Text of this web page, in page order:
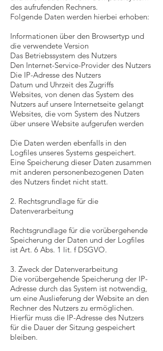
des aufrufenden Rechners.
Folgende Daten werden hierbei erhoben:
Informationen über den Browsertyp und
die verwendete Version
Das Betriebssystem des Nutzers
Den Internet-Service-Provider des Nutzers
Die IP-Adresse des Nutzers
Datum und Uhrzeit des Zugriffs
Websites, von denen das System des
Nutzers auf unsere Internetseite gelangt
Websites, die vom System des Nutzers
über unsere Website aufgerufen werden
Die Daten werden ebenfalls in den
Logfiles unseres Systems gespeichert.
Eine Speicherung dieser Daten zusammen
mit anderen personenbezogenen Daten
des Nutzers findet nicht statt.
2. Rechtsgrundlage für die
Datenverarbeitung
Rechtsgrundlage für die vorübergehende
Speicherung der Daten und der Logfiles
ist Art. 6 Abs. 1 lit. f DSGVO.
3. Zweck der Datenverarbeitung
Die vorübergehende Speicherung der IP-
Adresse durch das System ist notwendig,
um eine Auslieferung der Website an den
Rechner des Nutzers zu ermöglichen.
Hierfür muss die IP-Adresse des Nutzers
für die Dauer der Sitzung gespeichert
bleiben.